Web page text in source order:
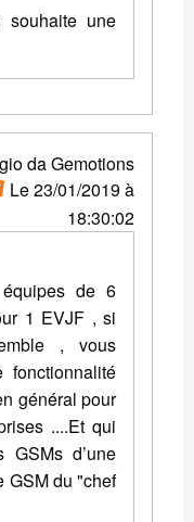
une
da Gemotions
Le 23/01/2019 à
18:30:02
équipes de 6
1 EVJF , si
, vous
général pour
....Et qui
GSMs d’une
GSM du "chef